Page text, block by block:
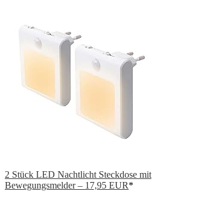
2 Stück LED Nachtlicht Steckdose mit
Bewegungsmelder – 17,95 EUR*